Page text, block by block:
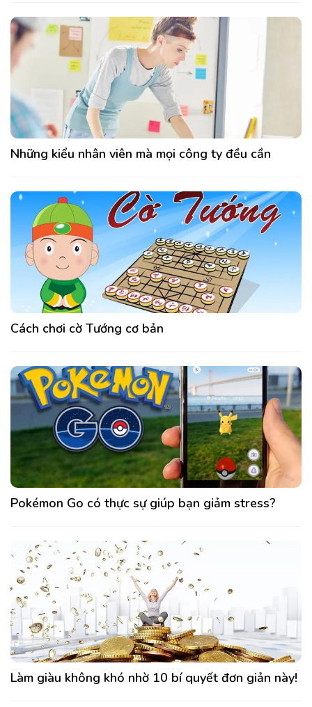
Những kiểu nhân viên mà mọi công ty đều cần
Cách chơi cờ Tướng cơ bản
Pokémon Go có thực sự giúp bạn giảm stress?
Làm giàu không khó nhờ 10 bí quyết đơn giản này!